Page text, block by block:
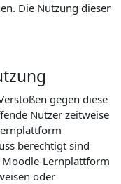
Die Nutzung dieser
gegen diese
Nutzer zeitweise
berechtigt sind
Lernplattform
oder